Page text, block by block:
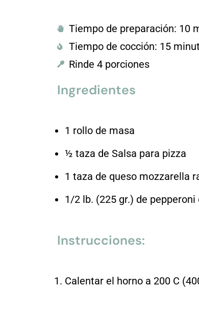
Tiempo de preparación: 10
Tiempo de cocción: 15
Rinde 4 porciones
Ingredientes
1 rollo de masa
½ taza de Salsa para pizza
1 taza de queso mozzarella
1/2 lb. (225 gr.) de pepperoni
Instrucciones:
Calentar el horno a 200 C